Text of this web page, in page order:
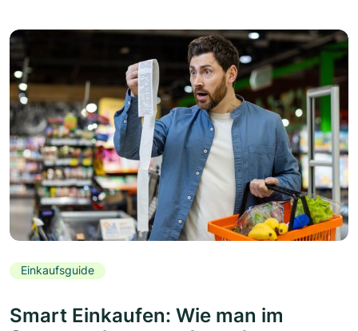
Einkaufsguide
Smart Einkaufen: Wie man im